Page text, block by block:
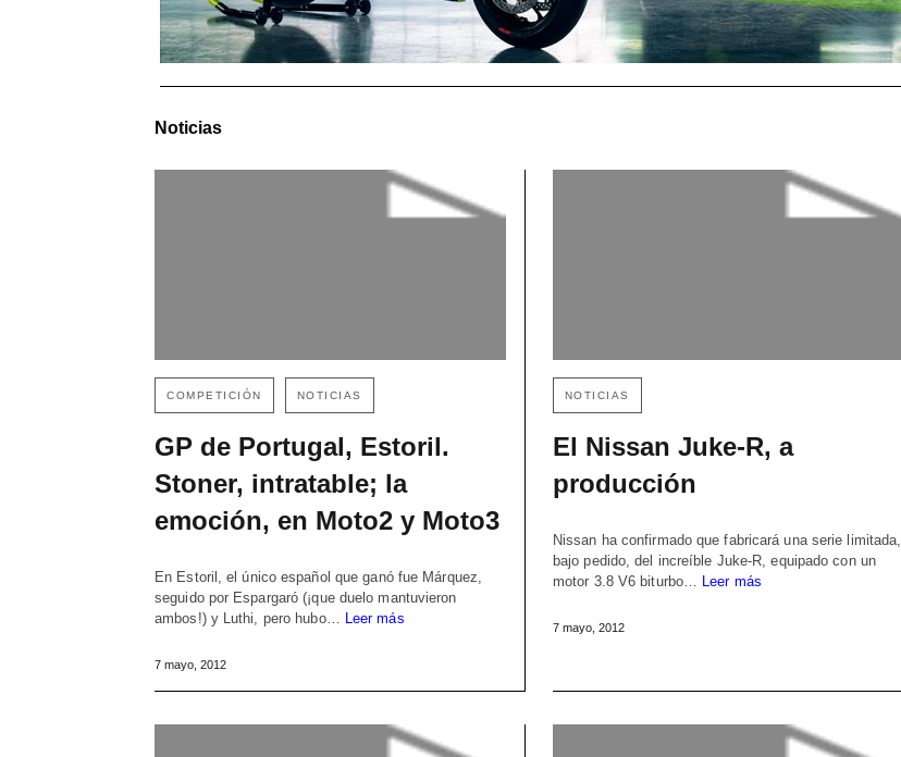
Noticias
COMPETICIÓN NOTICIAS
GP de Portugal, Estoril.
Stoner, intratable; la
emoción, en Moto2 y Moto3
En Estoril, el único español que ganó fue Márquez,
seguido por Espargaró (¡que duelo mantuvieron
ambos!) y Luthi, pero hubo… Leer más
7 mayo, 2012
NOTICIAS
El Nissan Juke-R, a
producción
Nissan ha confirmado que fabricará una serie limitada,
bajo pedido, del increíble Juke-R, equipado con un
motor 3.8 V6 biturbo… Leer más
7 mayo, 2012